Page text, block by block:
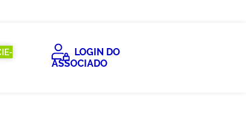
LOGIN DO
ASSOCIADO